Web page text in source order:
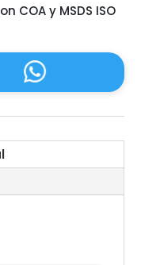
COA y MSDS ISO